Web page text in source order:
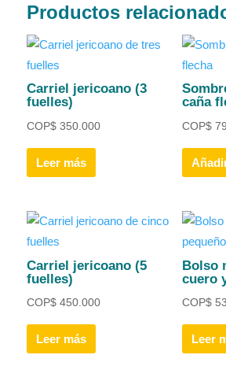
Productos
Carriel jericoano (3
fuelles)
COP$350.000
Leer más
caña
COP$
Carriel jericoano (5
fuelles)
COP$450.000
Leer más
Bolso
cuero
COP$
Leer